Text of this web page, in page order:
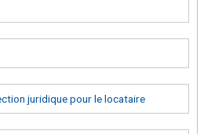
juridique pour le locataire